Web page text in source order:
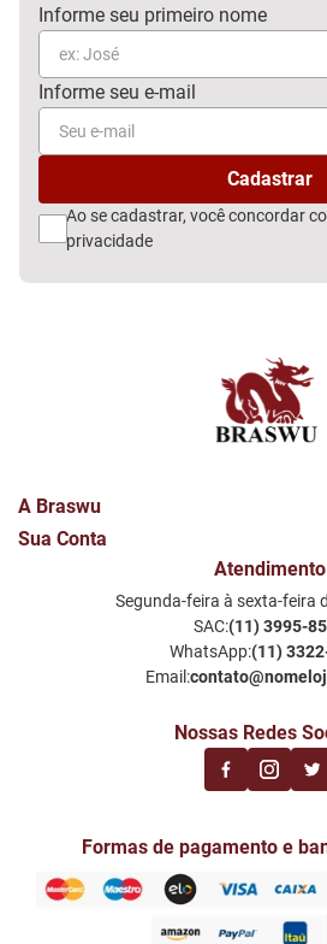
Ao se cadastrar, você concordar
privacidade
A Braswu
Quem Somos
Perguntas Frequentes
Política de Privacidade LGPD
Sua Conta
Meus Favoritos
Notificações por email
Atendimento
Segunda-feira à sexta-feira
SAC:(11) 3995-
WhatsApp:(11)
Email:
Nossas Redes
Formas de pagamento e